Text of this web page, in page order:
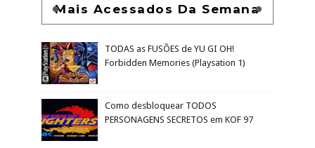
Mais Acessados Da Semana
TODAS as FUSÕES de YU GI OH!
Forbidden Memories (Playsation 1)
Como desbloquear TODOS
PERSONAGENS SECRETOS em KOF 97